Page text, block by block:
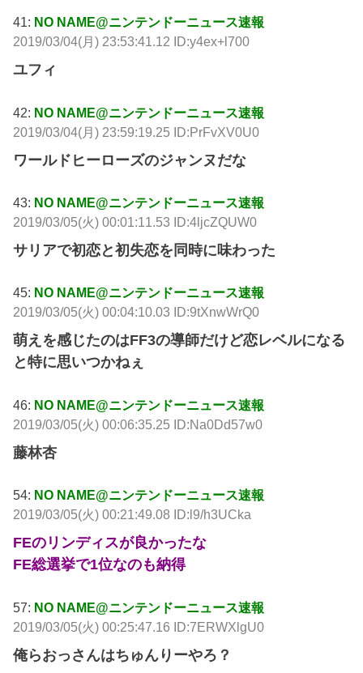
41: NO NAME@ニンテンドーニュース速報
2019/03/04(月) 23:53:41.12 ID:y4ex+l700
ユフィ
42: NO NAME@ニンテンドーニュース速報
2019/03/04(月) 23:59:19.25 ID:PrFvXV0U0
ワールドヒーローズのジャンヌだな
43: NO NAME@ニンテンドーニュース速報
2019/03/05(火) 00:01:11.53 ID:4ljcZQUW0
サリアで初恋と初失恋を同時に味わった
45: NO NAME@ニンテンドーニュース速報
2019/03/05(火) 00:04:10.03 ID:9tXnwWrQ0
萌えを感じたのはFF3の導師だけど恋レベルになる
と特に思いつかねぇ
46: NO NAME@ニンテンドーニュース速報
2019/03/05(火) 00:06:35.25 ID:Na0Dd57w0
藤林杏
54: NO NAME@ニンテンドーニュース速報
2019/03/05(火) 00:21:49.08 ID:l9/h3UCka
FEのリンディスが良かったな
FE総選挙で1位なのも納得
57: NO NAME@ニンテンドーニュース速報
2019/03/05(火) 00:25:47.16 ID:7ERWXlgU0
俺らおっさんはちゅんりーやろ？